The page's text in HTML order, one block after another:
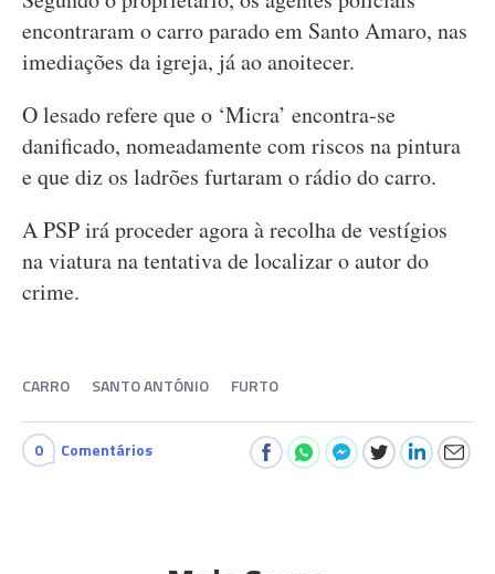
encontraram o carro parado em Santo Amaro, nas
imediações da igreja, já ao anoitecer.
O lesado refere que o ‘Micra’ encontra-se
danificado, nomeadamente com riscos na pintura
e que diz os ladrões furtaram o rádio do carro.
A PSP irá proceder agora à recolha de vestígios
na viatura na tentativa de localizar o autor do
crime.
CARRO SANTO ANTÓNIO FURTO
0 Comentários